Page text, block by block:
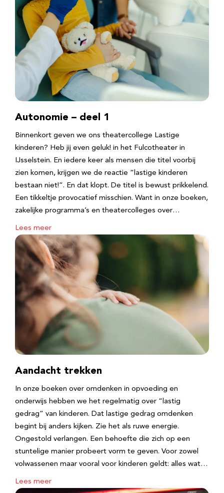
Autonomie – deel 1
Binnenkort geven we ons theatercollege Lastige
kinderen? Heb jij even geluk! in het Fulcotheater in
IJsselstein. En iedere keer als mensen die titel voorbij
zien komen, krijgen we de reactie “lastige kinderen
bestaan niet!”. En dat klopt. De titel is bewust prikkelend.
Een tikkeltje provocatief misschien. Want in onze boeken,
zakelijke programma’s en theatercolleges over…
Lees meer
Aandacht trekken
In onze boeken over omdenken in opvoeding en
onderwijs hebben we het regelmatig over “lastig
gedrag” van kinderen. Dat lastige gedrag omdenken
begint bij anders kijken. Zie het als ruwe energie.
Ongestold verlangen. Een behoefte die zich op een
stuntelige manier probeert vorm te geven. Voor zowel
volwassenen maar vooral voor kinderen geldt: alles wat…
Lees meer